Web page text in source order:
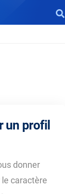
un profil
donner
caractère